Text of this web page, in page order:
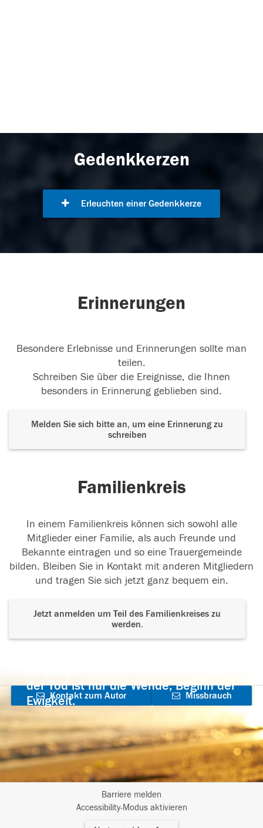
Gedenkkerzen
Erleuchten einer Gedenkkerze
Erinnerungen
Besondere Erlebnisse und Erinnerungen sollte man
teilen.
Schreiben Sie über die Ereignisse, die Ihnen
besonders in Erinnerung geblieben sind.
Melden Sie sich bitte an, um eine Erinnerung zu
schreiben
Familienkreis
In einem Familienkreis können sich sowohl alle
Mitglieder einer Familie, als auch Freunde und
Bekannte eintragen und so eine Trauergemeinde
bilden. Bleiben Sie in Kontakt mit anderen Mitgliedern
und tragen Sie sich jetzt ganz bequem ein.
Jetzt anmelden um Teil des Familienkreises zu
werden.
der Tod ist nur die Wende, Beginn der
Ewigkeit.
Kontakt zum Autor
aufnehmen
Missbrauch
Barriere melden
Accessibility-Modus aktivieren